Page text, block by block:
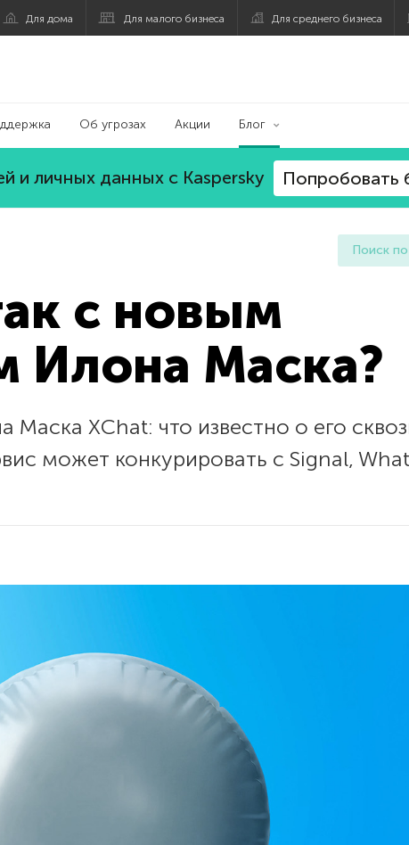
Для дома Для малого бизнеса Для среднего бизнеса
Об угрозах Акции Блог
и личных данных с Kaspersky Попробовать
с новым
Илона Маска?
XChat: что известно о его
может конкурировать с Signal,